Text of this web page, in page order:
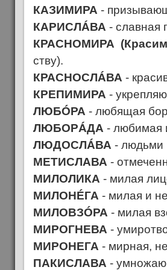
КАЗИМИРА -
КАРИСЛÁВА - славная
КРАСНОМИРА
ству).
КРАСНОСЛÁВА -
КРЕПИМИРА -
ЛЮБÓРА - любящая
ЛЮБОРÁДА - любимая
ЛЮДОСЛÁВА - людьми
МЕТИСЛАВА -
МИЛОЛИКА - милая
МИЛОНÉГА - милая и
МИЛОВЗÓРА - милая
МИРОГНЕВА -
МИРОНЕГА - мирная,
ПАКИСЛАВА -